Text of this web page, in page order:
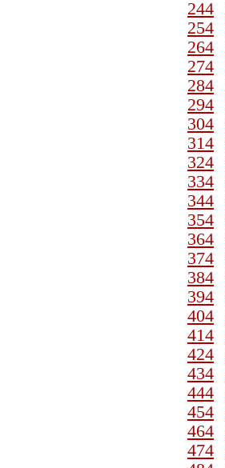
244
254
264
274
284
294
304
314
324
334
344
354
364
374
384
394
404
414
424
434
444
454
464
474